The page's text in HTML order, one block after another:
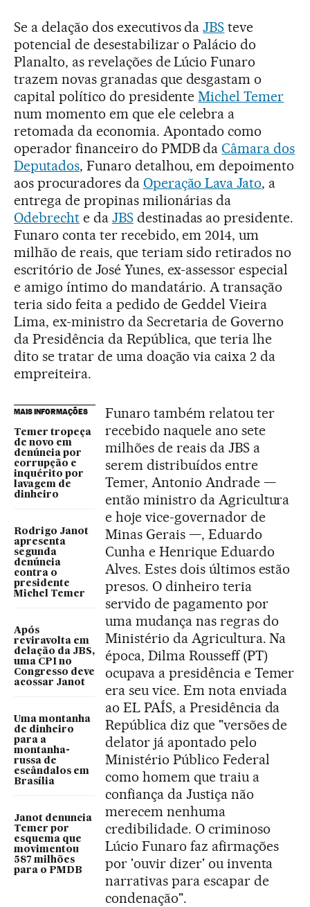
Se a delação dos executivos daJBS teve
potencial de desestabilizar o Palácio do
Planalto, as revelações de Lúcio Funaro
trazem novas granadas que desgastam o
capital político do presidenteMichel Temer
num momento em que ele celebra a
retomada da economia. Apontado como
operador financeiro do PMDB daCâmara dos
Deputados, Funaro detalhou, em depoimento
aos procuradores da Operação Lava Jato, a
entrega de propinas milionárias da
Odebrechte da JBS destinadas ao presidente.
Funaro conta ter recebido, em 2014, um
milhão de reais, que teriam sido retirados no
escritório de José Yunes, ex-assessor especial
e amigo íntimo do mandatário. A transação
teria sido feita a pedido de Geddel Vieira
Lima, ex-ministro da Secretaria de Governo
da Presidência da República, que teria lhe
dito se tratar de uma doação via caixa 2 da
empreiteira.
MAIS INFORMAÇÕES
Temer tropeça
de novo em
denúncia por
corrupção e
inquérito por
lavagem de
dinheiro
Rodrigo Janot
apresenta
segunda
denúncia
contra o
presidente
Michel Temer
Após
reviravolta em
delação da JBS,
uma CPI no
Congresso deve
acossar Janot
Uma montanha
de dinheiro
para a
montanha-
russa de
escândalos em
Brasília
Janot denuncia
Temer por
esquema que
movimentou
587 milhões
para o PMDB
Funaro também relatou ter
recebido naquele ano sete
milhões de reais da JBS a
serem distribuídos entre
Temer, Antonio Andrade —
então ministro da Agricultura
e hoje vice-governador de
Minas Gerais —, Eduardo
Cunha e Henrique Eduardo
Alves. Estes dois últimos estão
presos. O dinheiro teria
servido de pagamento por
uma mudança nas regras do
Ministério da Agricultura. Na
época, Dilma Rousseff (PT)
ocupava a presidência e Temer
era seu vice. Em nota enviada
ao EL PAÍS, a Presidência da
República diz que "versões de
delator já apontado pelo
Ministério Público Federal
como homem que traiu a
confiança da Justiça não
merecem nenhuma
credibilidade. O criminoso
Lúcio Funaro faz afirmações
por 'ouvir dizer' ou inventa
narrativas para escapar de
condenação".